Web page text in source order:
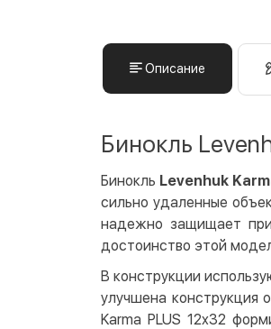
Описание
Бинокль
Бинокль Levenhuk
сильно удаленные
надежно защищает
достоинство этой
В конструкции
улучшена конструкция
Karma PLUS 12x32